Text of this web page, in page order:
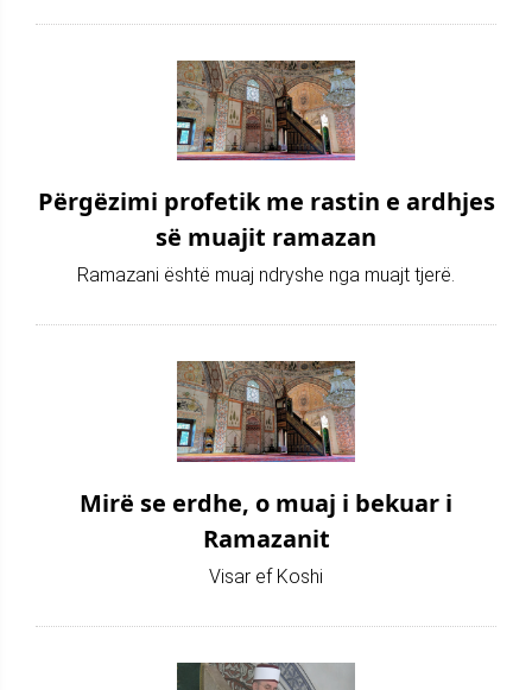
Përgëzimi profetik me rastin e ardhjes
së muajit ramazan
Ramazani është muaj ndryshe nga muajt tjerë.
Mirë se erdhe, o muaj i bekuar i
Ramazanit
Visar ef Koshi